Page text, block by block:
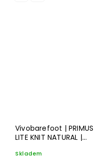
Vivobarefoot | PRIMUS
LITE KNIT NATURAL |
Skladem